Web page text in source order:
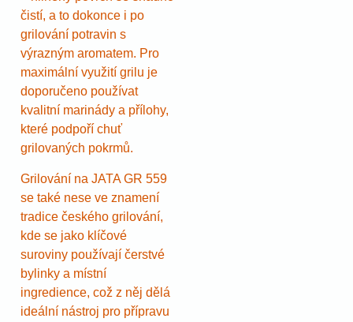
čistí, a to dokonce i po
grilování potravin s
výrazným aromatem. Pro
maximální využití grilu je
doporučeno používat
kvalitní marinády a přílohy,
které podpoří chuť
grilovaných pokrmů.
Grilování na JATA GR 559
se také nese ve znamení
tradice českého grilování,
kde se jako klíčové
suroviny používají čerstvé
bylinky a místní
ingredience, což z něj dělá
ideální nástroj pro přípravu